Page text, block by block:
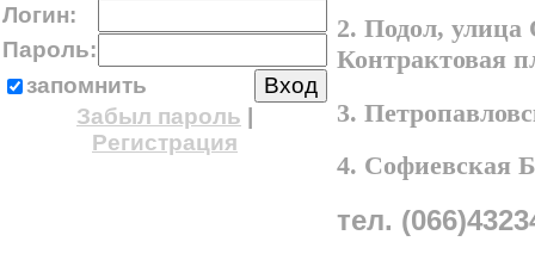
Логин:
Пароль:
запомнить
Забыл пароль
Регистрация
2. Подол,
Контрактовая
3.
4. Софиевская
тел.